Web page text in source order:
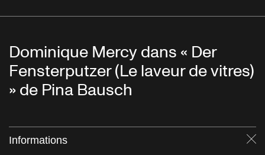
Dominique Mercy dans « Der
Fensterputzer (Le laveur de vitres)
» de Pina Bausch
Informations